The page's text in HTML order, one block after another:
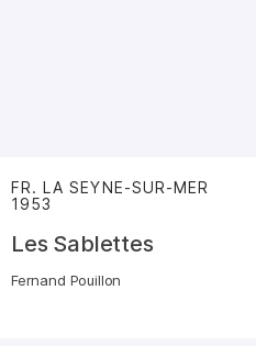
FR. LA SEYNE-SUR-MER
1953
Les Sablettes
Fernand Pouillon